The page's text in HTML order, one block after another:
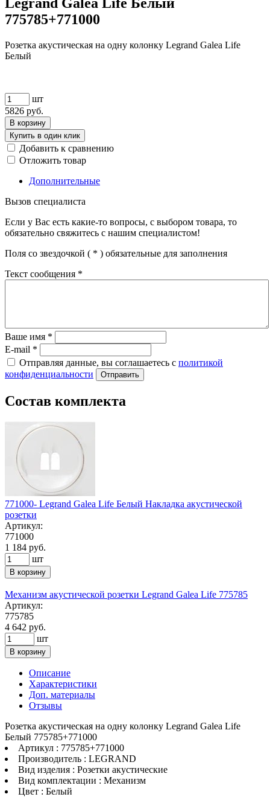
775785+771000
Розетка акустическая на одну колонку Legrand Galea Life
Белый
шт
5826 руб.
В корзину
Купить в один клик
Добавить к сравнению
Отложить товар
Дополнительные
Вызов специалиста
Если у Вас есть какие-то вопросы, с выбором товара, то
обязательно свяжитесь с нашим специалистом!
Поля со звездочкой ( * ) обязательные для заполнения
Текст сообщения *
Ваше имя *
E-mail *
Отправляя данные, вы соглашаетесь с политикой
конфиденциальности
Отправить
Состав комплекта
771000- Legrand Galea Life Белый Накладка акустической
розетки
Артикул:
771000
1 184 руб.
шт
В корзину
Механизм акустической розетки Legrand Galea Life 775785
Артикул:
775785
4 642 руб.
шт
В корзину
Описание
Характеристики
Доп. материалы
Отзывы
Розетка акустическая на одну колонку Legrand Galea Life
Белый 775785+771000
Артикул : 775785+771000
Производитель : LEGRAND
Вид изделия : Розетки акустические
Вид комплектации : Механизм
Цвет : Белый